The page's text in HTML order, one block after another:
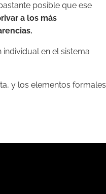
posible que ese
a los más
en el sistema
y los elementos formales